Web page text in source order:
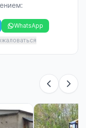
WhatsApp